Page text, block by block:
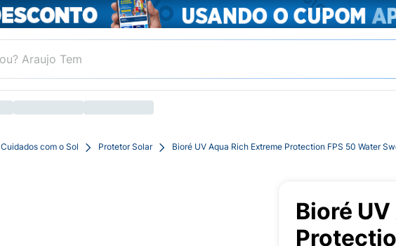
Cuidados com o Sol Protetor Solar Bioré UV Aqua Rich Extreme Protection FPS 50 Water
Bioré